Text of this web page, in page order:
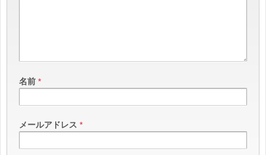
名前 *
メールアドレス *